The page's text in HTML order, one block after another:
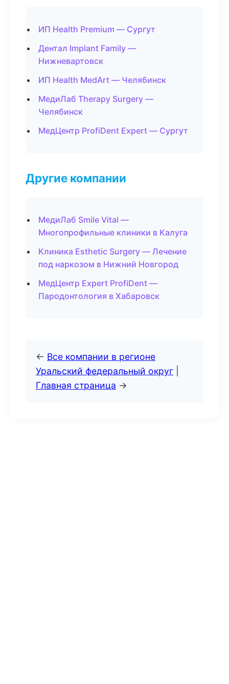
ИП Health Premium — Сургут
Дентал Implant Family —
Нижневартовск
ИП Health MedArt — Челябинск
МедиЛаб Therapy Surgery —
Челябинск
МедЦентр ProfiDent Expert — Сургут
Другие компании
МедиЛаб Smile Vital —
Многопрофильные клиники в Калуга
Клиника Esthetic Surgery — Лечение
под наркозом в Нижний Новгород
МедЦентр Expert ProfiDent —
Пародонтология в Хабаровск
← Все компании в регионе
Уральский федеральный округ
Главная страница →